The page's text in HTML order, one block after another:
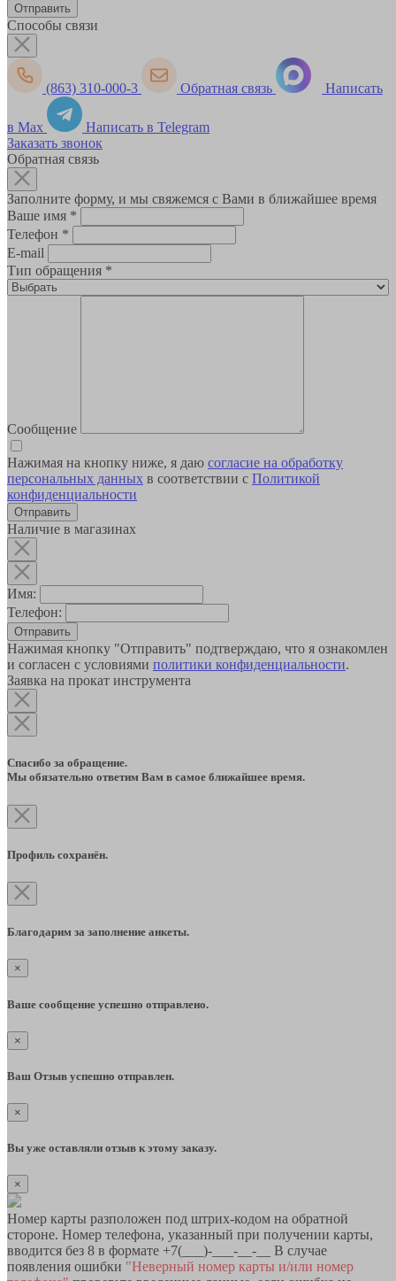
Способы связи
(863) 310-000-3 Обратная связь Написать
в Max
Написать в Telegram
Заказать звонок
Обратная связь
Заполните форму, и мы свяжемся с Вами в ближайшее время
Ваше имя *
Телефон *
E-mail
Тип обращения *
Сообщение
Нажимая на кнопку ниже, я даю согласие на обработку
персональных данных в соответствии с Политикой
конфиденциальности
Наличие в магазинах
Имя:
Телефон:
Отправить
Нажимая кнопку "Отправить" подтверждаю, что я ознакомлен
и согласен с условиями политики конфиденциальности.
Заявка на прокат инструмента
Спасибо за обращение.
Мы обязательно ответим Вам в самое ближайшее время.
Профиль сохранён.
Благодарим за заполнение анкеты.
×
Ваше сообщение успешно отправлено.
×
Ваш Отзыв успешно отправлен.
×
Вы уже оставляли отзыв к этому заказу.
×
Номер карты разположен под штрих-кодом на обратной
стороне. Номер телефона, указанный при получении карты,
вводится без 8 в формате +7(___)-___-__-__ В случае
появления ошибки "Неверный номер карты и/или номер